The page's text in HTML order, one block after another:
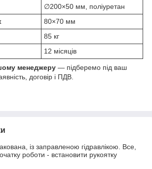
∅200×50 мм, поліуретан
80×70 мм
85 кг
12 місяців
менеджеру — підберемо під ваш
договір і ПДВ.
із заправленою гідравлікою. Все,
роботи - встановити рукоятку